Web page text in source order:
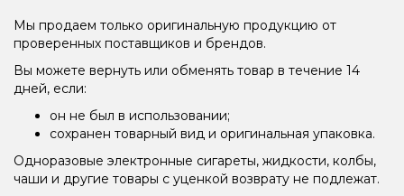
Мы продаем только оригинальную продукцию от
проверенных поставщиков и брендов.
Вы можете вернуть или обменять товар в течение 14
дней, если:
он не был в использовании;
сохранен товарный вид и оригинальная упаковка.
Одноразовые электронные сигареты, жидкости, колбы,
чаши и другие товары с уценкой возврату не подлежат.